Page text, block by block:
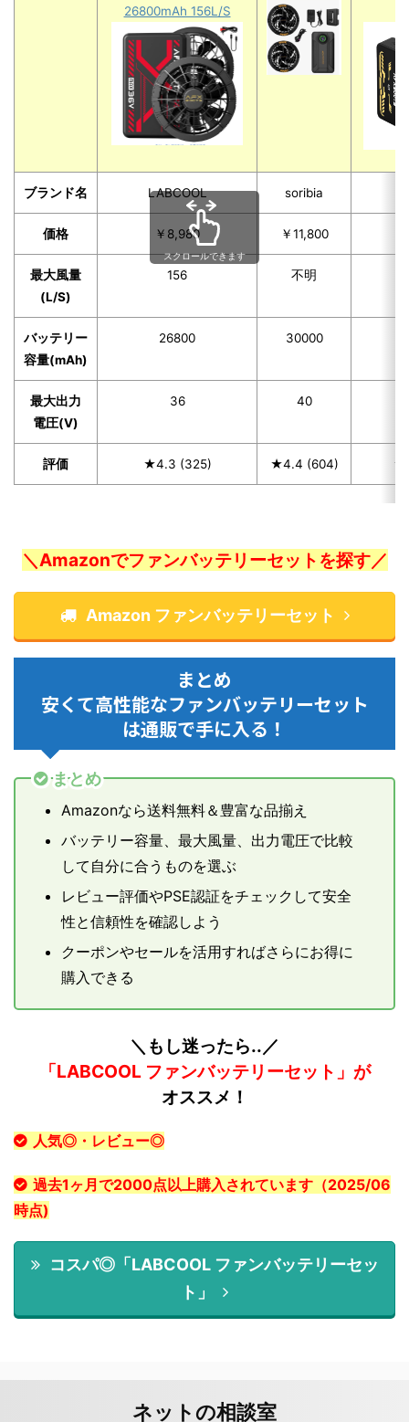
26800mAh 156L/S
ブランド名 LABCOOL soribia
価格 ￥8,980 ￥11,800
最大風量
(L/S)
156 不明
バッテリー
容量(mAh)
26800 30000
最大出力
電圧(V)
36 40
評価 ★4.3 (325) ★4.4 (604)
スクロールできます
＼Amazonでファンバッテリーセットを探す／
Amazon ファンバッテリーセット
まとめ
安くて高性能なファンバッテリーセット
は通販で手に入る！
まとめ
Amazonなら送料無料＆豊富な品揃え
バッテリー容量、最大風量、出力電圧で比較
して自分に合うものを選ぶ
レビュー評価やPSE認証をチェックして安全
性と信頼性を確認しよう
クーポンやセールを活用すればさらにお得に
購入できる
＼もし迷ったら..／
「LABCOOL ファンバッテリーセット」が
オススメ！
人気◎・レビュー◎
過去1ヶ月で2000点以上購入されています（2025/06
時点)
コスパ◎「LABCOOL ファンバッテリーセッ
ト」
ネットの相談室